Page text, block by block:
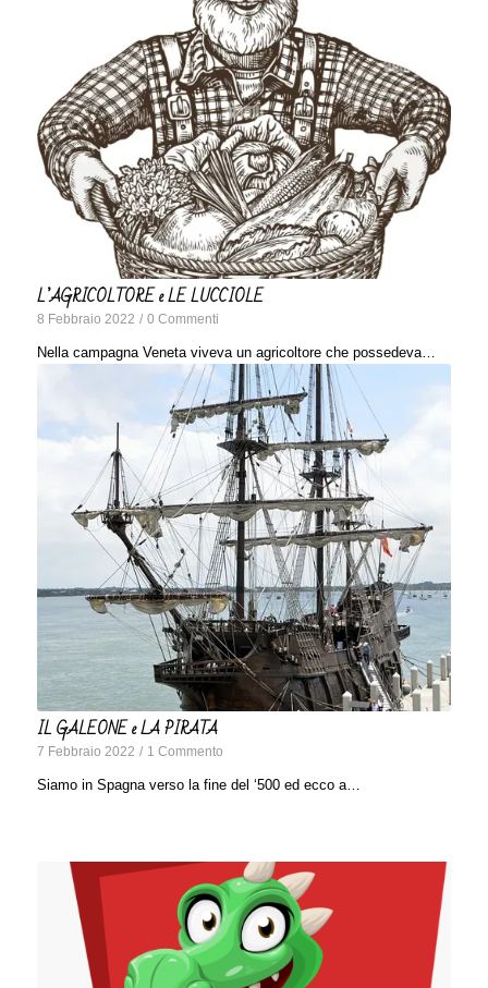
L’AGRICOLTORE e LE LUCCIOLE
8 Febbraio 2022 / 0 Commenti
Nella campagna Veneta viveva un agricoltore che possedeva…
IL GALEONE e LA PIRATA
7 Febbraio 2022 / 1 Commento
Siamo in Spagna verso la fine del ‘500 ed ecco a…